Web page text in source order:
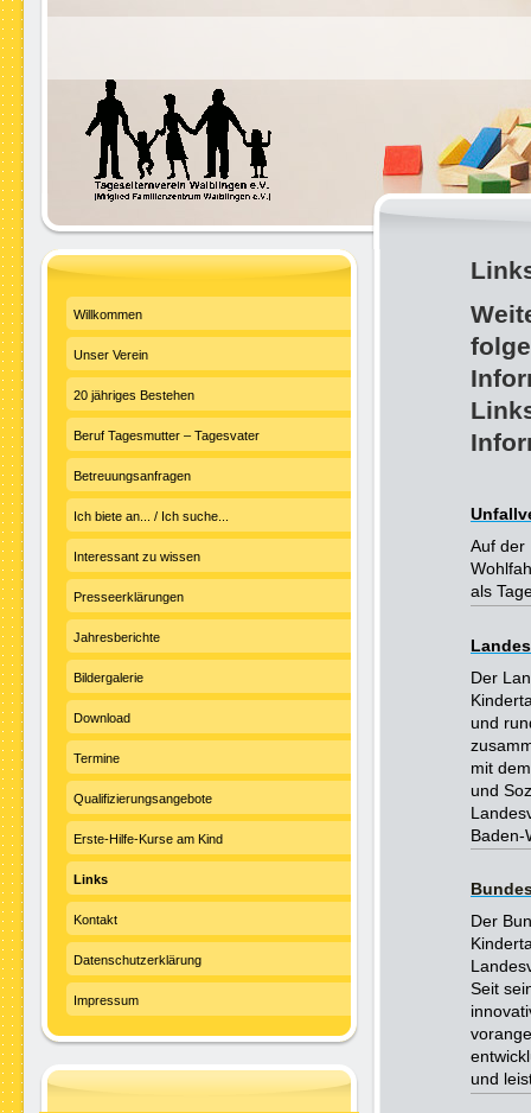
Auf der
als
Der
und
mit
und
Baden-
Der
Seit
und
Willkommen
Unser Verein
20 jähriges Bestehen
Beruf Tagesmutter – Tagesvater
Betreuungsanfragen
Ich biete an... / Ich suche...
Interessant zu wissen
Presseerklärungen
Jahresberichte
Bildergalerie
Download
Termine
Qualifizierungsangebote
Erste-Hilfe-Kurse am Kind
Links
Kontakt
Datenschutzerklärung
Impressum